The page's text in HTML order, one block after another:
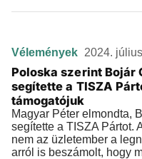
Vélemények 2024.
Poloska szerint
segítette a TISZA
támogatójuk
Magyar Péter elmondta,
segítette a TISZA Pártot.
nem az üzletember a
arról is beszámolt, hogy